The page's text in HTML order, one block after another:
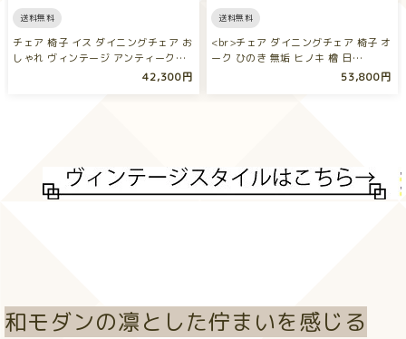
送料無料
チェア 椅子 イス ダイニングチェア お
しゃれ ヴィンテージ アンティーク…
42,300円
送料無料
<br>チェア ダイニングチェア 椅子 オ
ーク ひのき 無垢 ヒノキ 檜 日…
53,800円
和モダンの凛とした佇まいを感じる